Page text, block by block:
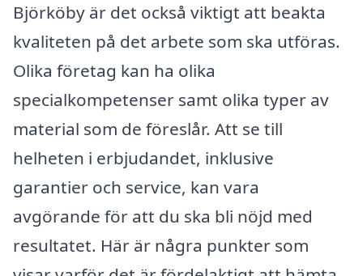
Björköby är det också viktigt att beakta
kvaliteten på det arbete som ska utföras.
Olika företag kan ha olika
specialkompetenser samt olika typer av
material som de föreslår. Att se till
helheten i erbjudandet, inklusive
garantier och service, kan vara
avgörande för att du ska bli nöjd med
resultatet. Här är några punkter som